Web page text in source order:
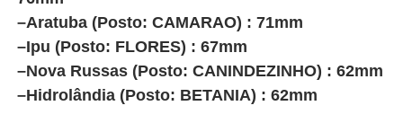
–Aratuba (Posto: CAMARAO) : 71mm
–Ipu (Posto: FLORES) : 67mm
–Nova Russas (Posto: CANINDEZINHO) : 62mm
–Hidrolândia (Posto: BETANIA) : 62mm